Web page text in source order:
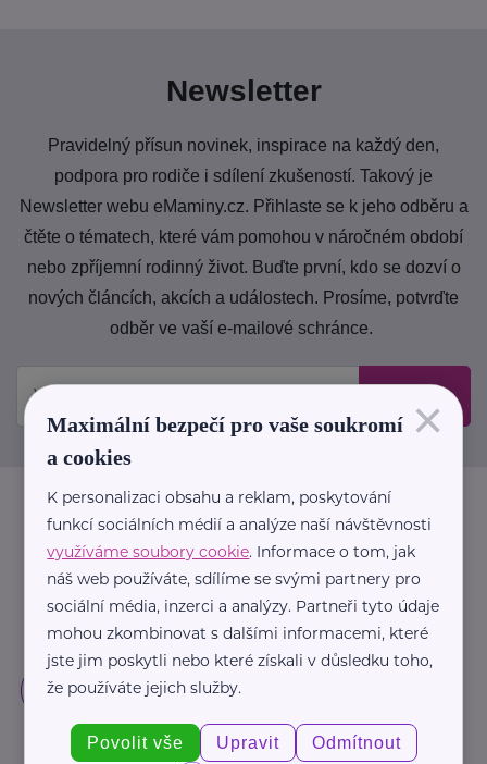
Newsletter
Pravidelný přísun novinek, inspirace na každý den,
podpora pro rodiče i sdílení zkušeností. Takový je
Newsletter webu eMaminy.cz. Přihlaste se k jeho odběru a
čtěte o tématech, které vám pomohou v náročném období
nebo zpříjemní rodinný život. Buďte první, kdo se dozví o
nových článcích, akcích a událostech. Prosíme, potvrďte
odběr ve vaší e-mailové schránce.
Odeslat
×
Maximální bezpečí pro vaše soukromí
a cookies
K personalizaci obsahu a reklam, poskytování
funkcí sociálních médií a analýze naší návštěvnosti
využíváme soubory cookie. Informace o tom, jak
náš web používáte, sdílíme se svými partnery pro
sociální média, inzerci a analýzy. Partneři tyto údaje
mohou zkombinovat s dalšími informacemi, které
jste jim poskytli nebo které získali v důsledku toho,
že používáte jejich služby.
Povolit vše Upravit Odmítnout